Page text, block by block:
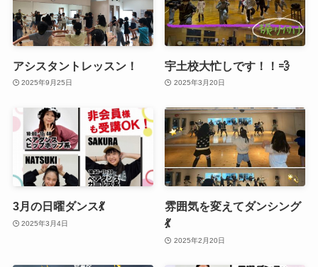
アシスタントレッスン！
2025年9月25日
宇土校大忙しです！！💨
2025年3月20日
3月の日曜ダンス💃
2025年3月4日
雰囲気を変えてダンシング
💃
2025年2月20日